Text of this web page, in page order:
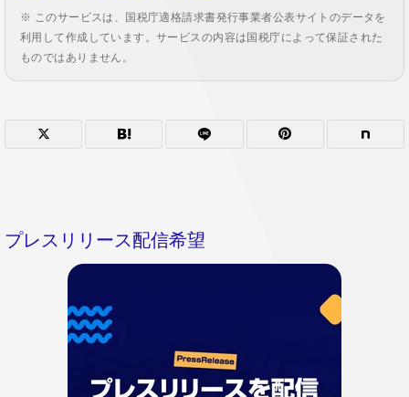
※ このサービスは、国税庁適格請求書発行事業者公表サイトのデータを
利用して作成しています。サービスの内容は国税庁によって保証された
ものではありません。
プレスリリース配信希望